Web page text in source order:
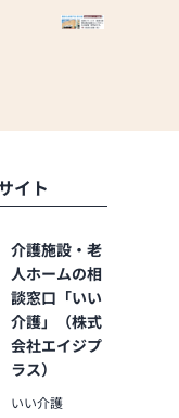
、仏具、
の修理・
壇製造
示
休(祝日
イト
介護施設・老
人ホームの相
談窓口「いい
介護」（株式
会社エイジプ
ラス）
いい介護